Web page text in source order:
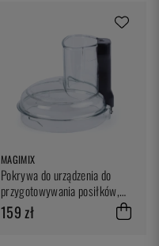
MAGIMIX
Pokrywa do urządzenia do
przygotowywania posiłków,
CS 4200-5200 - Magimix
159 zł